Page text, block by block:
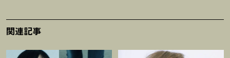
関連記事